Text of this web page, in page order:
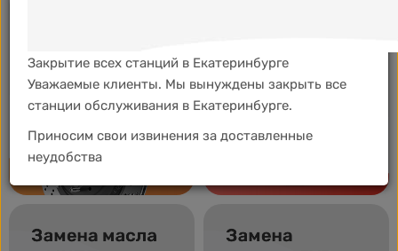
Закрытие всех станций в Екатеринбурге
Уважаемые клиенты. Мы вынуждены закрыть все
станции обслуживания в Екатеринбурге.
Приносим свои извинения за доставленные
неудобства